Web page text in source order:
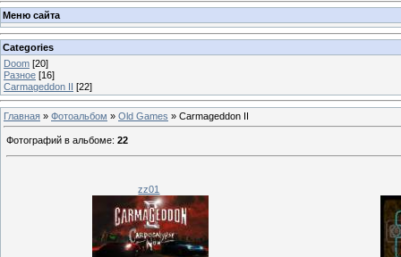
Меню сайта
Categories
Doom [20]
Разное [16]
Carmageddon II [22]
Главная » Фотоальбом » Old Games » Carmageddon II
Фотографий в альбоме: 22
zz01